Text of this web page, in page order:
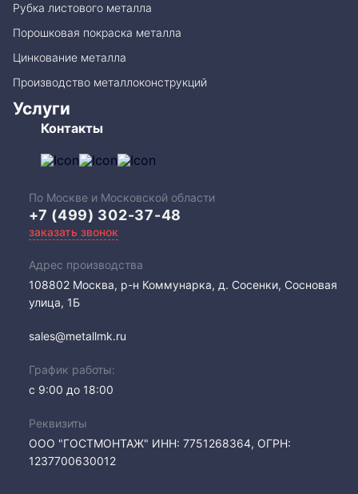
Рубка листового металла
Порошковая покраска металла
Цинкование металла
Производство металлоконструкций
Услуги
Контакты
По Москве и Московской области
+7 (499) 302-37-48
заказать звонок
Адрес производства
108802​ Москва, р-н Коммунарка, д. Сосенки, Сосновая
улица, 1Б
sales@metallmk.ru
График работы:
с 9:00 до 18:00
Реквизиты
ООО "ГОСТМОНТАЖ" ИНН: 7751268364, ОГРН:
1237700630012